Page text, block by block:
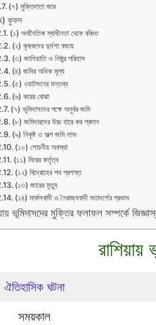
(৭) মুক্তিদাতা জার
কুফল
(১) অর্থনৈতিক স্বাধীনতা থেকে বঞ্চিত
(২) কৃষকদের দুর্দশা বজায়
(৩) জালিয়াতি ও নিষ্ঠুর পরিহাস
(৪) জমির অধিক মূল্য
(৫) ওয়াটসনের মন্তব্য
(৬) করের বোঝা
(৭) ভূমিদাসদের পক্ষে অনুর্বর জমি
(৮) জমিদারদের উচ্চ হারে কর প্রদান
(৯) নিকৃষ্ট ও অল্প জমি লাভ
(১০) শোচনীয় অবস্থা
(১১) মিরের কর্তৃত্ব
(১২) বিদ্রোহের পথ প্রশস্ত
(১৩) জারের মৃত্যু
(১৪) মার্কসবাদী ও নৈরাজ্যবাদী মতাদর্শের প্রভাব
ভূমিদাসদের মুক্তির ফলাফল সম্পর্কে
ঐতিহাসিক ঘটনা
সময়কাল